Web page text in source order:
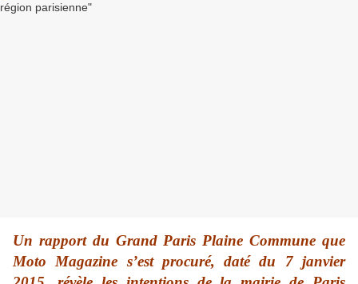
Un rapport du Grand Paris Plaine Commune que
Moto Magazine s’est procuré, daté du 7 janvier